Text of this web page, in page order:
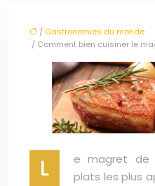
/ Gastronomies du monde
/ Comment bien cuisiner le
L
e magret de
plats les plus